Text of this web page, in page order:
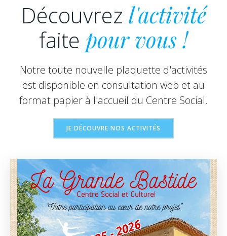
Découvrez l'activité
faite pour vous !
Notre toute nouvelle plaquette d'activités
est disponible en consultation web et au
format papier à l'accueil du Centre Social.
JE DÉCOUVRE NOS ACTIVITÉS